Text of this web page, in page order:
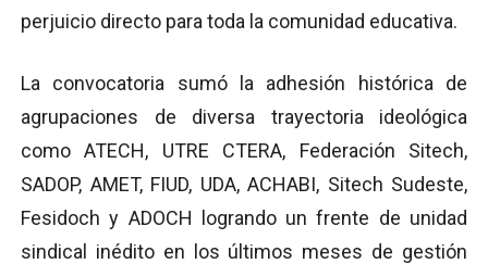
perjuicio directo para toda la comunidad educativa.
La convocatoria sumó la adhesión histórica de
agrupaciones de diversa trayectoria ideológica
como ATECH, UTRE CTERA, Federación Sitech,
SADOP, AMET, FIUD, UDA, ACHABI, Sitech Sudeste,
Fesidoch y ADOCH logrando un frente de unidad
sindical inédito en los últimos meses de gestión